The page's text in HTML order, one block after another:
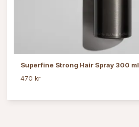
Superfine Strong Hair Spray 300 ml
470 kr